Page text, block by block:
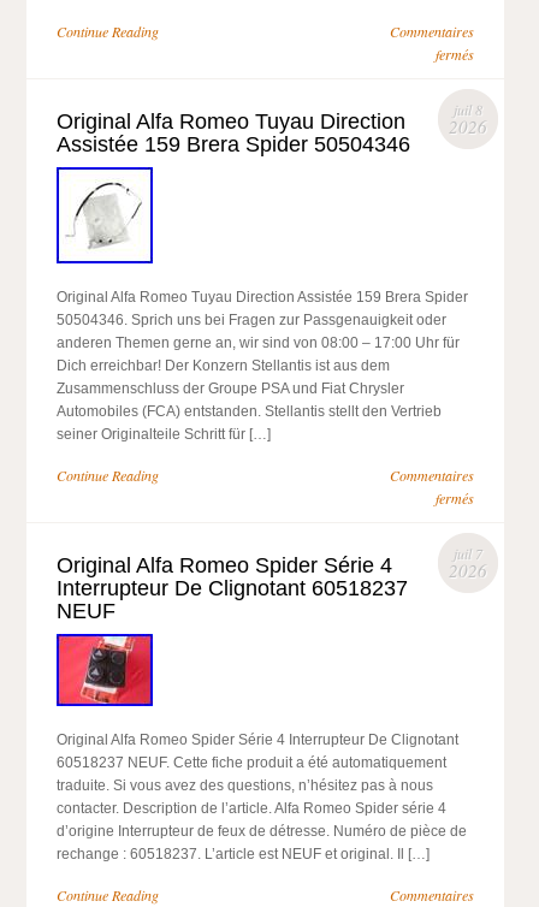
Continue Reading
Commentaires
fermés
juil 8
2026
Original Alfa Romeo Tuyau Direction
Assistée 159 Brera Spider 50504346
Original Alfa Romeo Tuyau Direction Assistée 159 Brera Spider
50504346. Sprich uns bei Fragen zur Passgenauigkeit oder
anderen Themen gerne an, wir sind von 08:00 – 17:00 Uhr für
Dich erreichbar! Der Konzern Stellantis ist aus dem
Zusammenschluss der Groupe PSA und Fiat Chrysler
Automobiles (FCA) entstanden. Stellantis stellt den Vertrieb
seiner Originalteile Schritt für […]
Continue Reading
Commentaires
fermés
juil 7
2026
Original Alfa Romeo Spider Série 4
Interrupteur De Clignotant 60518237
NEUF
Original Alfa Romeo Spider Série 4 Interrupteur De Clignotant
60518237 NEUF. Cette fiche produit a été automatiquement
traduite. Si vous avez des questions, n’hésitez pas à nous
contacter. Description de l’article. Alfa Romeo Spider série 4
d’origine Interrupteur de feux de détresse. Numéro de pièce de
rechange : 60518237. L’article est NEUF et original. Il […]
Continue Reading
Commentaires